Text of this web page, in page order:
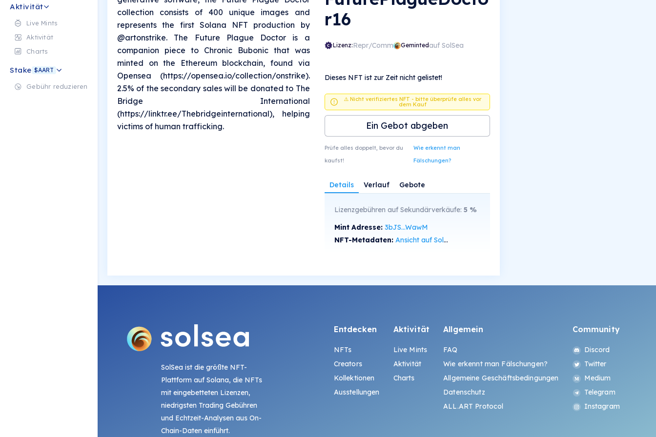
Aktivität
Live Mints
Aktivität
Charts
Stake $AART
Gebühr reduzieren
collection consists of 400 unique images and
represents the first Solana NFT production by
@artonstrike. The Future Plague Doctor is a
companion piece to Chronic Bubonic that was
minted on the Ethereum blockchain, found via
Opensea (https://opensea.io/collection/onstrike).
2.5% of the secondary sales will be donated to The
Bridge International
(https://linktr.ee/Thebridgeinternational), helping
victims of human trafficking.
r16
Lizenz:Repr/Comm Gemintedauf SolSea
Dieses NFT ist zur Zeit nicht gelistet!
⚠️ Nicht verifiziertes NFT - bitte überprüfe alles vor
dem Kauf
Ein Gebot abgeben
Prüfe alles doppelt, bevor du
kaufst!
Wie erkennt man
Fälschungen?
Details Verlauf Gebote
Lizenzgebühren auf Sekundärverkäufe: 5%
Mint Adresse: 3bJS...WawM
NFT-Metadaten: Ansicht auf SolScan
SolSea ist die größte NFT-
Plattform auf Solana, die NFTs
mit eingebetteten Lizenzen,
niedrigsten Trading Gebühren
und Echtzeit-Analysen aus On-
Chain-Daten einführt.
Entdecken
NFTs
Creators
Kollektionen
Ausstellungen
Aktivität
Live Mints
Aktivität
Charts
Allgemein
FAQ
Wie erkennt man Fälschungen?
Allgemeine Geschäftsbedingungen
Datenschutz
ALL.ART Protocol
Community
Discord
Twitter
Medium
Telegram
Instagram